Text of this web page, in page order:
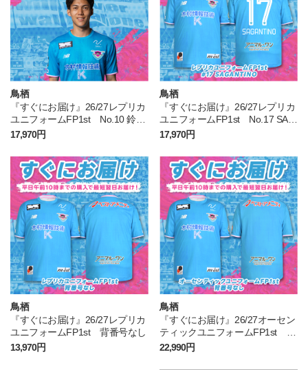
鳥栖
『すぐにお届け』26/27レプリカ
ユニフォームFP1st No.10 鈴木
大馳
17,970円
鳥栖
『すぐにお届け』26/27レプリカ
ユニフォームFP1st No.17 SAG
ANTINO
17,970円
鳥栖
『すぐにお届け』26/27レプリカ
ユニフォームFP1st 背番号なし
13,970円
鳥栖
『すぐにお届け』26/27オーセン
ティックユニフォームFP1st 背
番号なし
22,990円